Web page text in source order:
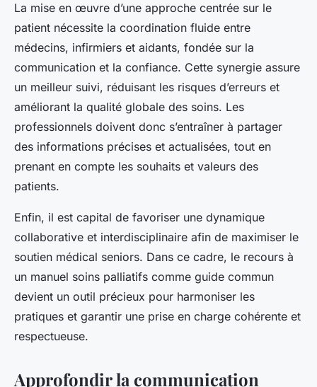
La mise en œuvre d’une approche centrée sur le
patient nécessite la coordination fluide entre
médecins, infirmiers et aidants, fondée sur la
communication et la confiance. Cette synergie assure
un meilleur suivi, réduisant les risques d’erreurs et
améliorant la qualité globale des soins. Les
professionnels doivent donc s’entraîner à partager
des informations précises et actualisées, tout en
prenant en compte les souhaits et valeurs des
patients.
Enfin, il est capital de favoriser une dynamique
collaborative et interdisciplinaire afin de maximiser le
soutien médical seniors. Dans ce cadre, le recours à
un manuel soins palliatifs comme guide commun
devient un outil précieux pour harmoniser les
pratiques et garantir une prise en charge cohérente et
respectueuse.
Approfondir la communication